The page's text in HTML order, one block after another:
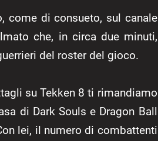
come di consueto, sul canale
che, in circa due minuti,
del roster del gioco.
su Tekken 8 ti rimandiamo
di Dark Souls e Dragon Ball
lei, il numero di combattenti